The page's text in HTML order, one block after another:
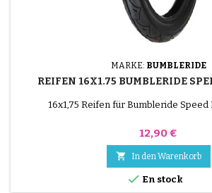
MARKE: BUMBLERIDE
REIFEN 16X1.75 BUMBLERIDE
16x1,75 Reifen für Bumbleride Speed
Preis
12,90 €
 In den Warenkorb
 En stock